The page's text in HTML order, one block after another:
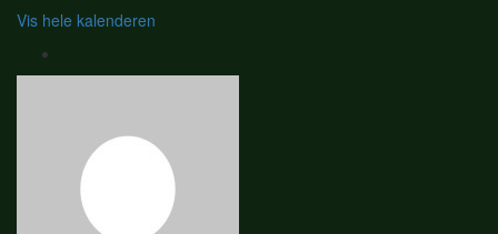
Vis hele kalenderen